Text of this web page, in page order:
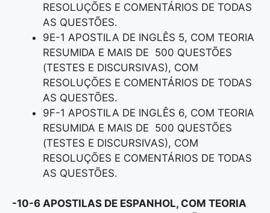
RESOLUÇÕES E COMENTÁRIOS DE TODAS
AS QUESTÕES.
9E-1 APOSTILA DE INGLÊS 5, COM TEORIA
RESUMIDA E MAIS DE 500 QUESTÕES
(TESTES E DISCURSIVAS), COM
RESOLUÇÕES E COMENTÁRIOS DE TODAS
AS QUESTÕES.
9F-1 APOSTILA DE INGLÊS 6, COM TEORIA
RESUMIDA E MAIS DE 500 QUESTÕES
(TESTES E DISCURSIVAS), COM
RESOLUÇÕES E COMENTÁRIOS DE TODAS
AS QUESTÕES.
-10-6 APOSTILAS DE ESPANHOL, COM TEORIA